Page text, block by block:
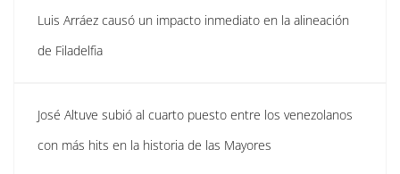
Luis Arráez causó un impacto inmediato en la alineación
de Filadelfia
José Altuve subió al cuarto puesto entre los venezolanos
con más hits en la historia de las Mayores